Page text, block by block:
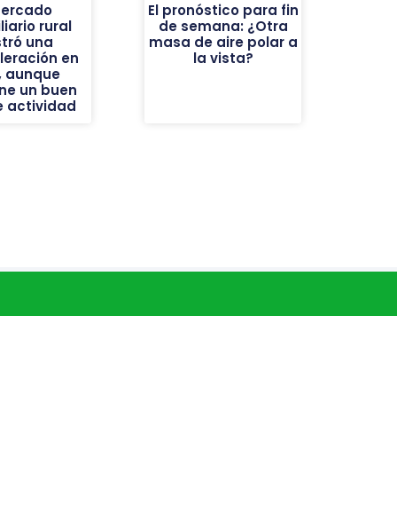
rural
una
en
aunque
un buen
actividad
El pronóstico para fin
de semana: ¿Otra
masa de aire polar a
la vista?